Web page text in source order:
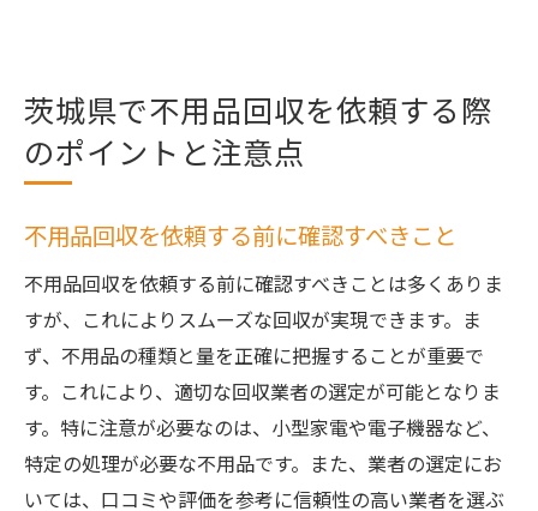
茨城県で不用品回収を依頼する際
のポイントと注意点
不用品回収を依頼する前に確認すべきこと
不用品回収を依頼する前に確認すべきことは多くありま
すが、これによりスムーズな回収が実現できます。ま
ず、不用品の種類と量を正確に把握することが重要で
す。これにより、適切な回収業者の選定が可能となりま
す。特に注意が必要なのは、小型家電や電子機器など、
特定の処理が必要な不用品です。また、業者の選定にお
いては、口コミや評価を参考に信頼性の高い業者を選ぶ